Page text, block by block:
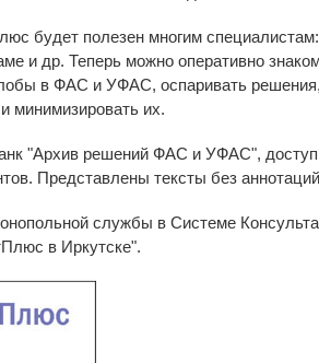
будет полезен многим
и др. Теперь можно оперативно
в ФАС и УФАС, оспаривать
минимизировать их.
"Архив решений ФАС и УФАС",
Представлены тексты без
службы в Системе
в Иркутске".